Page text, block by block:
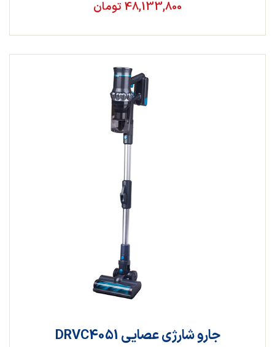
48,133,800 تومان
جارو شارژی عصایی DRVC4051